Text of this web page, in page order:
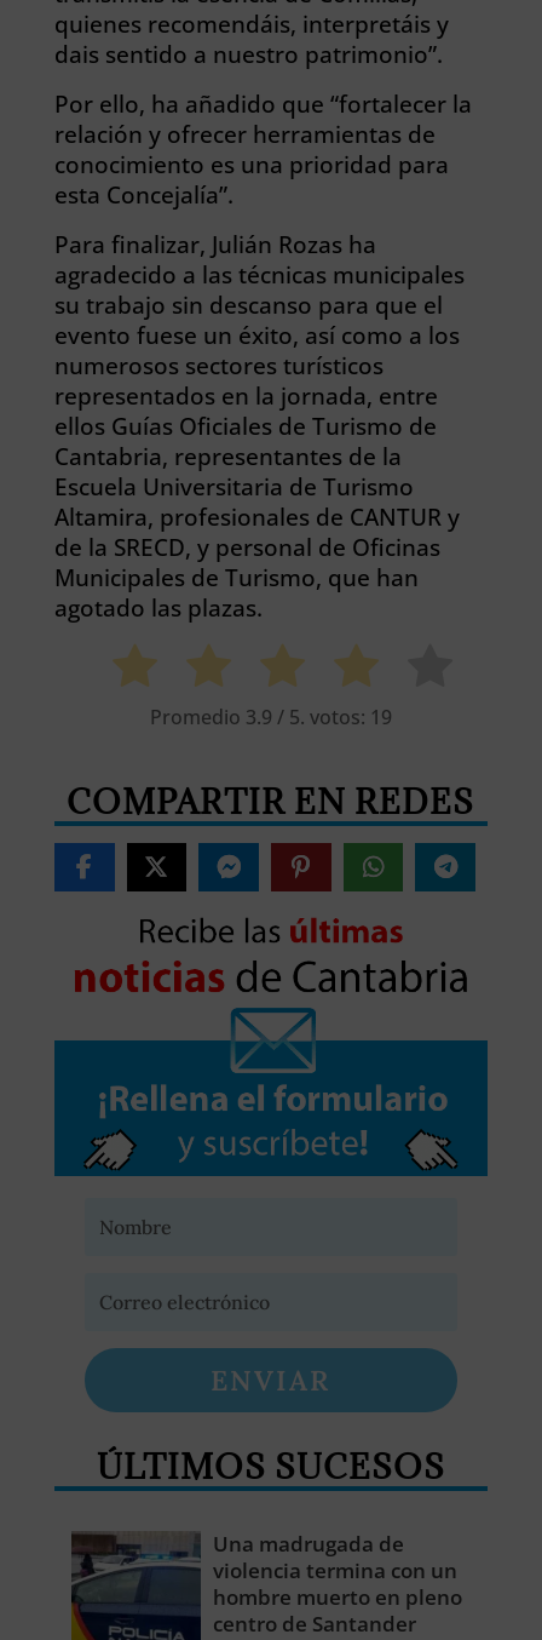
quienes recomendáis, interpretáis y
dais sentido a nuestro patrimonio”.
Por ello, ha añadido que “fortalecer la
relación y ofrecer herramientas de
conocimiento es una prioridad para
esta Concejalía”.
Para finalizar, Julián Rozas ha
agradecido a las técnicas municipales
su trabajo sin descanso para que el
evento fuese un éxito, así como a los
numerosos sectores turísticos
representados en la jornada, entre
ellos Guías Oficiales de Turismo de
Cantabria, representantes de la
Escuela Universitaria de Turismo
Altamira, profesionales de CANTUR y
de la SRECD, y personal de Oficinas
Municipales de Turismo, que han
agotado las plazas.
Promedio 3.9 / 5. votos: 19
COMPARTIR EN REDES
ENVIAR
ÚLTIMOS SUCESOS
Una madrugada de
violencia termina con un
hombre muerto en pleno
centro de Santander